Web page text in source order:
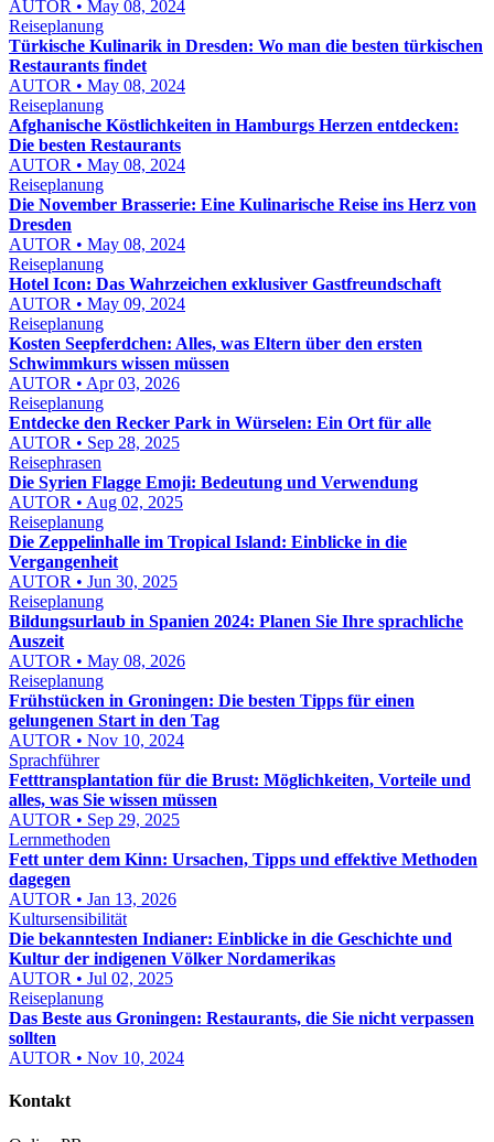
AUTOR • May 08, 2024
Reiseplanung
Türkische Kulinarik in Dresden: Wo man die besten türkischen
Restaurants findet
AUTOR • May 08, 2024
Reiseplanung
Afghanische Köstlichkeiten in Hamburgs Herzen entdecken:
Die besten Restaurants
AUTOR • May 08, 2024
Reiseplanung
Die November Brasserie: Eine Kulinarische Reise ins Herz von
Dresden
AUTOR • May 08, 2024
Reiseplanung
Hotel Icon: Das Wahrzeichen exklusiver Gastfreundschaft
AUTOR • May 09, 2024
Reiseplanung
Kosten Seepferdchen: Alles, was Eltern über den ersten
Schwimmkurs wissen müssen
AUTOR • Apr 03, 2026
Reiseplanung
Entdecke den Recker Park in Würselen: Ein Ort für alle
AUTOR • Sep 28, 2025
Reisephrasen
Die Syrien Flagge Emoji: Bedeutung und Verwendung
AUTOR • Aug 02, 2025
Reiseplanung
Die Zeppelinhalle im Tropical Island: Einblicke in die
Vergangenheit
AUTOR • Jun 30, 2025
Reiseplanung
Bildungsurlaub in Spanien 2024: Planen Sie Ihre sprachliche
Auszeit
AUTOR • May 08, 2026
Reiseplanung
Frühstücken in Groningen: Die besten Tipps für einen
gelungenen Start in den Tag
AUTOR • Nov 10, 2024
Sprachführer
Fetttransplantation für die Brust: Möglichkeiten, Vorteile und
alles, was Sie wissen müssen
AUTOR • Sep 29, 2025
Lernmethoden
Fett unter dem Kinn: Ursachen, Tipps und effektive Methoden
dagegen
AUTOR • Jan 13, 2026
Kultursensibilität
Die bekanntesten Indianer: Einblicke in die Geschichte und
Kultur der indigenen Völker Nordamerikas
AUTOR • Jul 02, 2025
Reiseplanung
Das Beste aus Groningen: Restaurants, die Sie nicht verpassen
sollten
AUTOR • Nov 10, 2024
Kontakt